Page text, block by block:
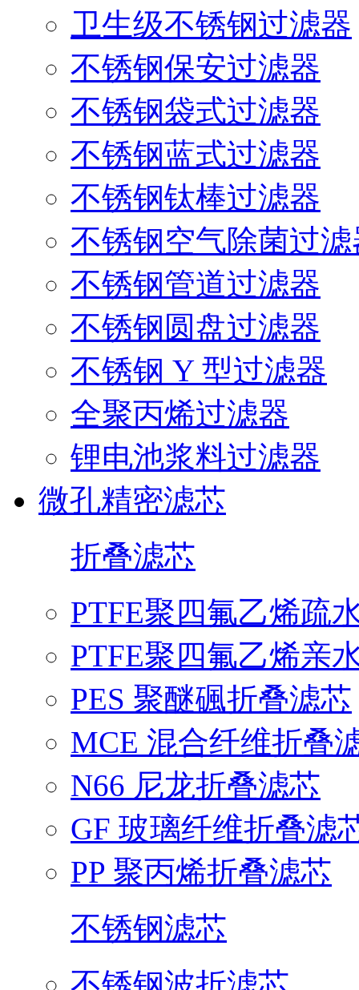
卫生级不锈钢过滤器
不锈钢保安过滤器
不锈钢袋式过滤器
不锈钢蓝式过滤器
不锈钢钛棒过滤器
不锈钢空气除菌过滤
不锈钢管道过滤器
不锈钢圆盘过滤器
不锈钢 Y 型过滤器
全聚丙烯过滤器
锂电池浆料过滤器
微孔精密滤芯
折叠滤芯
PTFE聚四氟乙烯疏
PTFE聚四氟乙烯亲
PES 聚醚碸折叠滤芯
MCE 混合纤维折叠
N66 尼龙折叠滤芯
GF 玻璃纤维折叠滤
PP 聚丙烯折叠滤芯
不锈钢滤芯